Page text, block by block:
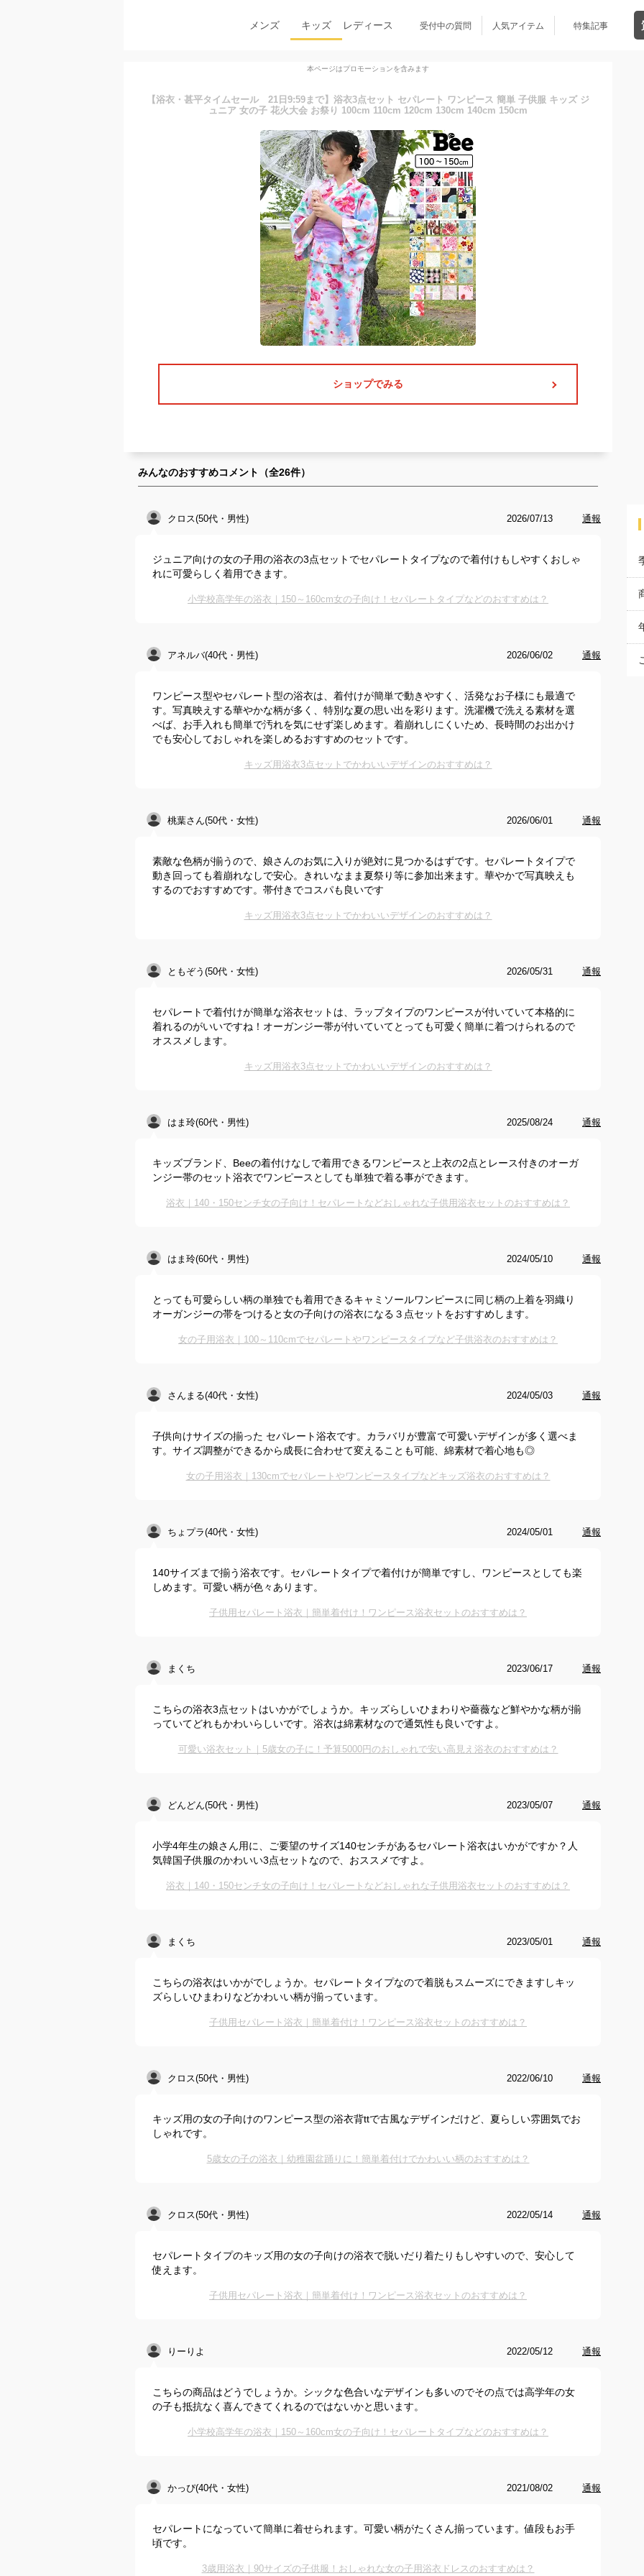
メンズ キッズ レディース 受付中の質問 人気アイテム 特集記事
本ページはプロモーションを含みます
【浴衣・甚平タイムセール 21日9:59まで】浴衣3点セット セパレート ワンピース 簡単 子供服 キッズ ジ
ュニア 女の子 花火大会 お祭り 100cm 110cm 120cm 130cm 140cm 150cm
ショップでみる
みんなのおすすめコメント（全26件）
クロス(50代・男性) 2026/07/13 通報
ジュニア向けの女の子用の浴衣の3点セットでセパレートタイプなので着付けもしやすくおしゃ
れに可愛らしく着用できます。
小学校高学年の浴衣｜150～160cm女の子向け！セパレートタイプなどのおすすめは？
アネルバ(40代・男性) 2026/06/02 通報
ワンピース型やセパレート型の浴衣は、着付けが簡単で動きやすく、活発なお子様にも最適で
す。写真映えする華やかな柄が多く、特別な夏の思い出を彩ります。洗濯機で洗える素材を選
べば、お手入れも簡単で汚れを気にせず楽しめます。着崩れしにくいため、長時間のお出かけ
でも安心しておしゃれを楽しめるおすすめのセットです。
キッズ用浴衣3点セットでかわいいデザインのおすすめは？
桃葉さん(50代・女性) 2026/06/01 通報
素敵な色柄が揃うので、娘さんのお気に入りが絶対に見つかるはずです。セパレートタイプで
動き回っても着崩れなしで安心。きれいなまま夏祭り等に参加出来ます。華やかで写真映えも
するのでおすすめです。帯付きでコスパも良いです
キッズ用浴衣3点セットでかわいいデザインのおすすめは？
ともぞう(50代・女性) 2026/05/31 通報
セパレートで着付けが簡単な浴衣セットは、ラップタイプのワンピースが付いていて本格的に
着れるのがいいですね！オーガンジー帯が付いていてとっても可愛く簡単に着つけられるので
オススメします。
キッズ用浴衣3点セットでかわいいデザインのおすすめは？
はま玲(60代・男性) 2025/08/24 通報
キッズブランド、Beeの着付けなしで着用できるワンピースと上衣の2点とレース付きのオーガ
ンジー帯のセット浴衣でワンピースとしても単独で着る事ができます。
浴衣｜140・150センチ女の子向け！セパレートなどおしゃれな子供用浴衣セットのおすすめは？
はま玲(60代・男性) 2024/05/10 通報
とっても可愛らしい柄の単独でも着用できるキャミソールワンピースに同じ柄の上着を羽織り
オーガンジーの帯をつけると女の子向けの浴衣になる３点セットをおすすめします。
女の子用浴衣｜100～110cmでセパレートやワンピースタイプなど子供浴衣のおすすめは？
さんまる(40代・女性) 2024/05/03 通報
子供向けサイズの揃った セパレート浴衣です。カラバリが豊富で可愛いデザインが多く選べま
す。サイズ調整ができるから成長に合わせて変えることも可能、綿素材で着心地も◎
女の子用浴衣｜130cmでセパレートやワンピースタイプなどキッズ浴衣のおすすめは？
ちょプラ(40代・女性) 2024/05/01 通報
140サイズまで揃う浴衣です。セパレートタイプで着付けが簡単ですし、ワンピースとしても楽
しめます。可愛い柄が色々あります。
子供用セパレート浴衣｜簡単着付け！ワンピース浴衣セットのおすすめは？
まくち 2023/06/17 通報
こちらの浴衣3点セットはいかがでしょうか。キッズらしいひまわりや薔薇など鮮やかな柄が揃
っていてどれもかわいらしいです。浴衣は綿素材なので通気性も良いですよ。
可愛い浴衣セット｜5歳女の子に！予算5000円のおしゃれで安い高見え浴衣のおすすめは？
どんどん(50代・男性) 2023/05/07 通報
小学4年生の娘さん用に、ご要望のサイズ140センチがあるセパレート浴衣はいかがですか？人
気韓国子供服のかわいい3点セットなので、おススメですよ。
浴衣｜140・150センチ女の子向け！セパレートなどおしゃれな子供用浴衣セットのおすすめは？
まくち 2023/05/01 通報
こちらの浴衣はいかがでしょうか。セパレートタイプなので着脱もスムーズにできますしキッ
ズらしいひまわりなどかわいい柄が揃っています。
子供用セパレート浴衣｜簡単着付け！ワンピース浴衣セットのおすすめは？
クロス(50代・男性) 2022/06/10 通報
キッズ用の女の子向けのワンピース型の浴衣背ttで古風なデザインだけど、夏らしい雰囲気でお
しゃれです。
5歳女の子の浴衣｜幼稚園盆踊りに！簡単着付けでかわいい柄のおすすめは？
クロス(50代・男性) 2022/05/14 通報
セパレートタイプのキッズ用の女の子向けの浴衣で脱いだり着たりもしやすいので、安心して
使えます。
子供用セパレート浴衣｜簡単着付け！ワンピース浴衣セットのおすすめは？
りーりよ 2022/05/12 通報
こちらの商品はどうでしょうか。シックな色合いなデザインも多いのでその点では高学年の女
の子も抵抗なく喜んできてくれるのではないかと思います。
小学校高学年の浴衣｜150～160cm女の子向け！セパレートタイプなどのおすすめは？
かっぴ(40代・女性) 2021/08/02 通報
セパレートになっていて簡単に着せられます。可愛い柄がたくさん揃っています。値段もお手
頃です。
3歳用浴衣｜90サイズの子供服！おしゃれな女の子用浴衣ドレスのおすすめは？